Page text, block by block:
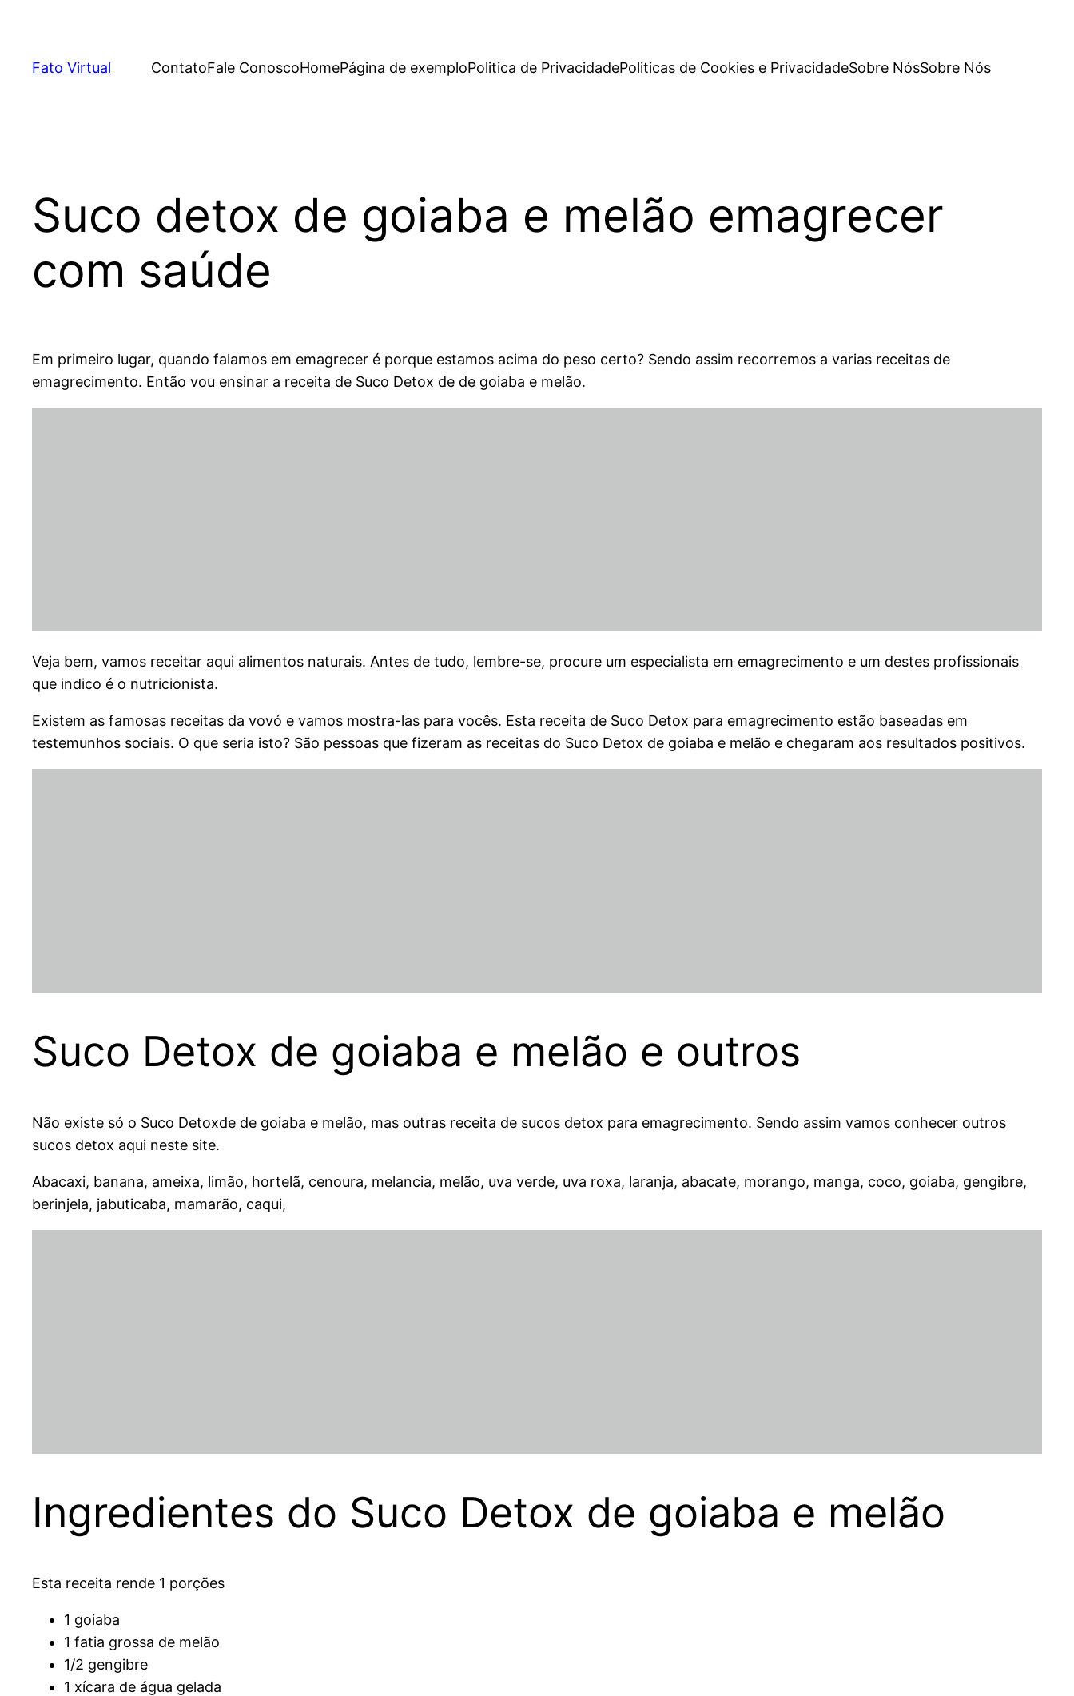
content
Fato Virtual ContatoFale ConoscoHomePágina de exemploPolitica de PrivacidadePoliticas de Cookies e PrivacidadeSobre NósSobre Nós
Suco detox de goiaba e melão emagrecer
com saúde
Em primeiro lugar, quando falamos em emagrecer é porque estamos acima do peso certo? Sendo assim recorremos a varias receitas de
emagrecimento. Então vou ensinar a receita de Suco Detox de de goiaba e melão.
Veja bem, vamos receitar aqui alimentos naturais. Antes de tudo, lembre-se, procure um especialista em emagrecimento e um destes profissionais
que indico é o nutricionista.
Existem as famosas receitas da vovó e vamos mostra-las para vocês. Esta receita de Suco Detox para emagrecimento estão baseadas em
testemunhos sociais. O que seria isto? São pessoas que fizeram as receitas do Suco Detox de goiaba e melão e chegaram aos resultados positivos.
Suco Detox de goiaba e melão e outros
Não existe só o Suco Detoxde de goiaba e melão, mas outras receita de sucos detox para emagrecimento. Sendo assim vamos conhecer outros
sucos detox aqui neste site.
Abacaxi, banana, ameixa, limão, hortelã, cenoura, melancia, melão, uva verde, uva roxa, laranja, abacate, morango, manga, coco, goiaba, gengibre,
berinjela, jabuticaba, mamarão, caqui,
Ingredientes do Suco Detox de goiaba e melão
Esta receita rende 1 porções
1 goiaba
1 fatia grossa de melão
1/2 gengibre
1 xícara de água gelada